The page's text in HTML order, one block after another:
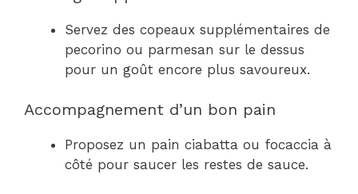
Servez des copeaux supplémentaires de
pecorino ou parmesan sur le dessus
pour un goût encore plus savoureux.
Accompagnement d’un bon pain
Proposez un pain ciabatta ou focaccia à
côté pour saucer les restes de sauce.